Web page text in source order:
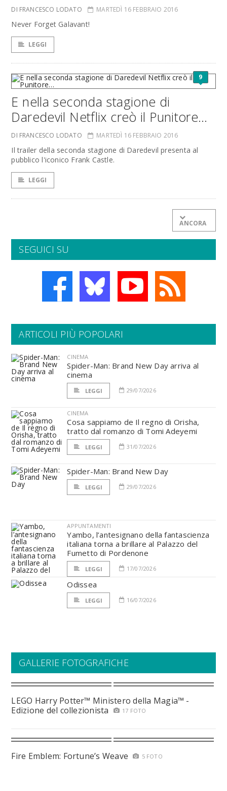
DI FRANCESCO LODATO MARTEDÌ 16 FEBBRAIO 2016
Never Forget Galavant!
LEGGI
9
E nella seconda stagione di
Daredevil Netflix creò il Punitore…
DI FRANCESCO LODATO MARTEDÌ 16 FEBBRAIO 2016
Il trailer della seconda stagione di Daredevil presenta al
pubblico l'iconico Frank Castle.
LEGGI
ANCORA
SEGUICI SU
ARTICOLI PIÙ POPOLARI
CINEMA
Spider-Man: Brand New Day arriva al
cinema
LEGGI 29/07/2026
CINEMA
Cosa sappiamo de Il regno di Orisha,
tratto dal romanzo di Tomi Adeyemi
LEGGI 31/07/2026
Spider-Man: Brand New Day
LEGGI 29/07/2026
APPUNTAMENTI
Yambo, l’antesignano della fantascienza
italiana torna a brillare al Palazzo del
Fumetto di Pordenone
LEGGI 17/07/2026
Odissea
LEGGI 16/07/2026
GALLERIE FOTOGRAFICHE
LEGO Harry Potter™ Ministero della Magia™ -
Edizione del collezionista
17 FOTO
Fire Emblem: Fortune’s Weave 5 FOTO